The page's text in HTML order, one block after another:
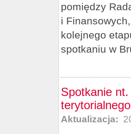
pomiędzy
i
kolejnego
spotkaniu w
Spotkanie
terytorialnego
Aktualizacja: